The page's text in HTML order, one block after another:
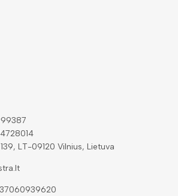
LT-09120 Vilnius, Lietuva